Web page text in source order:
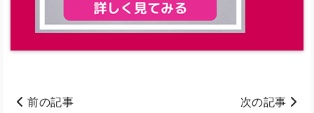
前の記事 次の記事